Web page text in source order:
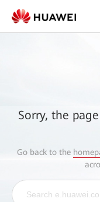
Sorry, the
Go back to the